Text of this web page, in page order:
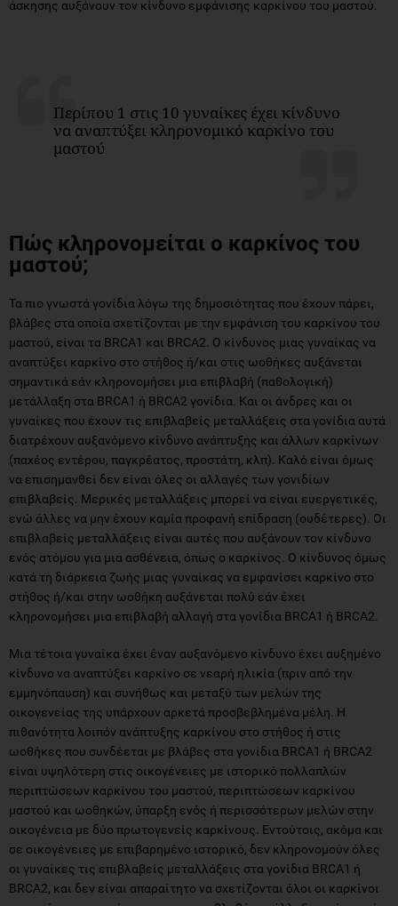
άσκησης αυξάνουν τον κίνδυνο εμφάνισης καρκίνου του μαστού.
Περίπου 1 στις 10 γυναίκες έχει κίνδυνο
να αναπτύξει κληρονομικό καρκίνο του
μαστού
Πώς κληρονομείται ο καρκίνος του
μαστού;
Τα πιο γνωστά γονίδια λόγω της δημοσιότητας που έχουν πάρει,
βλάβες στα οποία σχετίζονται με την εμφάνιση του καρκίνου του
μαστού, είναι τα BRCA1 και BRCA2. Ο κίνδυνος μιας γυναίκας να
αναπτύξει καρκίνο στο στήθος ή/και στις ωοθήκες αυξάνεται
σημαντικά εάν κληρονομήσει μια επιβλαβή (παθολογική)
μετάλλαξη στα BRCA1 ή BRCA2 γονίδια. Και οι άνδρες και οι
γυναίκες που έχουν τις επιβλαβείς μεταλλάξεις στα γονίδια αυτά
διατρέχουν αυξανόμενο κίνδυνο ανάπτυξης και άλλων καρκίνων
(παχέος εντέρου, παγκρέατος, προστάτη, κλπ). Καλό είναι όμως
να επισημανθεί δεν είναι όλες οι αλλαγές των γονιδίων
επιβλαβείς. Μερικές μεταλλάξεις μπορεί να είναι ευεργετικές,
ενώ άλλες να μην έχουν καμία προφανή επίδραση (ουδέτερες). Οι
επιβλαβείς μεταλλάξεις είναι αυτές που αυξάνουν τον κίνδυνο
ενός ατόμου για μια ασθένεια, όπως ο καρκίνος. Ο κίνδυνος όμως
κατά τη διάρκεια ζωής μιας γυναίκας να εμφανίσει καρκίνο στο
στήθος ή/και στην ωοθήκη αυξάνεται πολύ εάν έχει
κληρονομήσει μια επιβλαβή αλλαγή στα γονίδια BRCA1 ή BRCA2.
Μια τέτοια γυναίκα έχει έναν αυξανόμενο κίνδυνο έχει αυξημένο
κίνδυνο να αναπτύξει καρκίνο σε νεαρή ηλικία (πριν από την
εμμηνόπαυση) και συνήθως και μεταξύ των μελών της
οικογενείας της υπάρχουν αρκετά προσβεβλημένα μέλη. Η
πιθανότητα λοιπόν ανάπτυξης καρκίνου στο στήθος ή στις
ωοθήκες που συνδέεται με βλάβες στα γονίδια BRCA1 ή BRCA2
είναι υψηλότερη στις οικογένειες με ιστορικό πολλαπλών
περιπτώσεων καρκίνου του μαστού, περιπτώσεων καρκίνου
μαστού και ωοθηκών, ύπαρξη ενός ή περισσότερων μελών στην
οικογένεια με δύο πρωτογενείς καρκίνους. Εντούτοις, ακόμα και
σε οικογένειες με επιβαρημένο ιστορικό, δεν κληρονομούν όλες
οι γυναίκες τις επιβλαβείς μεταλλάξεις στα γονίδια BRCA1 ή
BRCA2, και δεν είναι απαραίτητο να σχετίζονται όλοι οι καρκίνοι